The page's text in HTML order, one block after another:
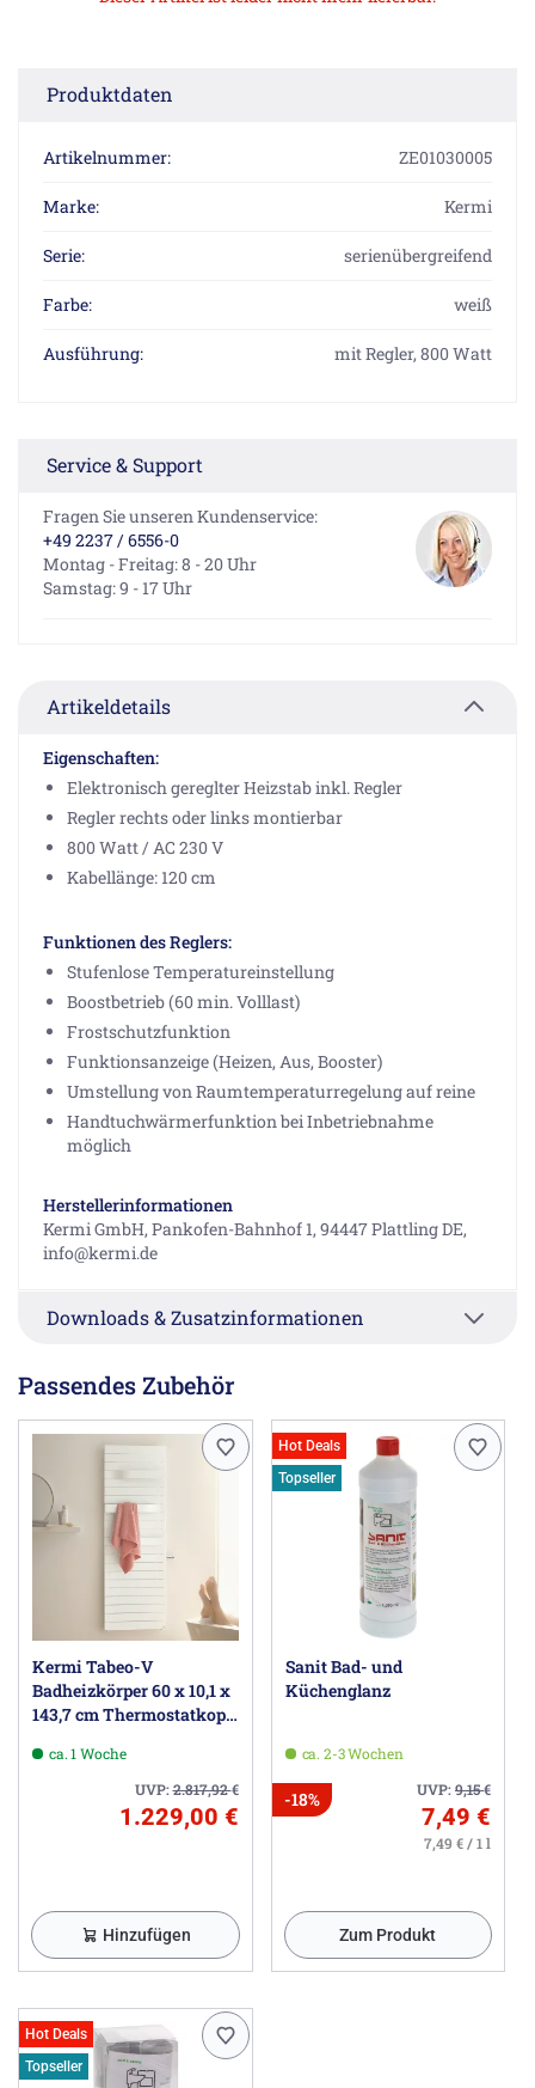
Produktdaten
Artikelnummer: ZE01030005
Marke: Kermi
Serie: serienübergreifend
Farbe: weiß
Ausführung: mit Regler, 800 Watt
Service & Support
Fragen Sie unseren Kundenservice:
+49 2237 / 6556-0
Montag - Freitag: 8 - 20 Uhr
Samstag: 9 - 17 Uhr
Artikeldetails
Eigenschaften:
Elektronisch gereglter Heizstab inkl. Regler
Regler rechts oder links montierbar
800 Watt / AC 230 V
Kabellänge: 120 cm
Funktionen des Reglers:
Stufenlose Temperatureinstellung
Boostbetrieb (60 min. Volllast)
Frostschutzfunktion
Funktionsanzeige (Heizen, Aus, Booster)
Umstellung von Raumtemperaturregelung auf reine
Handtuchwärmerfunktion bei Inbetriebnahme
möglich
Herstellerinformationen
Kermi GmbH, Pankofen-Bahnhof 1, 94447 Plattling DE,
info@kermi.de
Downloads & Zusatzinformationen
Passendes Zubehör
Kermi Tabeo-V
Badheizkörper 60 x 10,1 x
143,7 cm Thermostatkopf
ca. 1 Woche
UVP:2.817,92€
1.229,00 €
Hinzufügen
Hot Deals
Topseller
Sanit Bad- und
Küchenglanz
ca. 2-3 Wochen
UVP:9,15€
-18%
7,49 €
7,49 € / 1 l
Zum Produkt
Hot Deals
Topseller